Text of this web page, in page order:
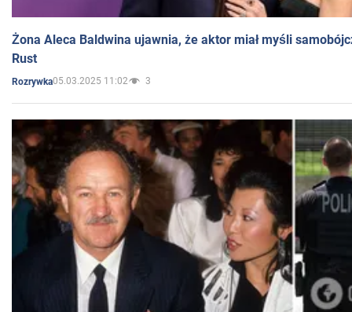
Żona Aleca Baldwina ujawnia, że aktor miał myśli
Rust
Rozrywka05.03.2025 11:02 3